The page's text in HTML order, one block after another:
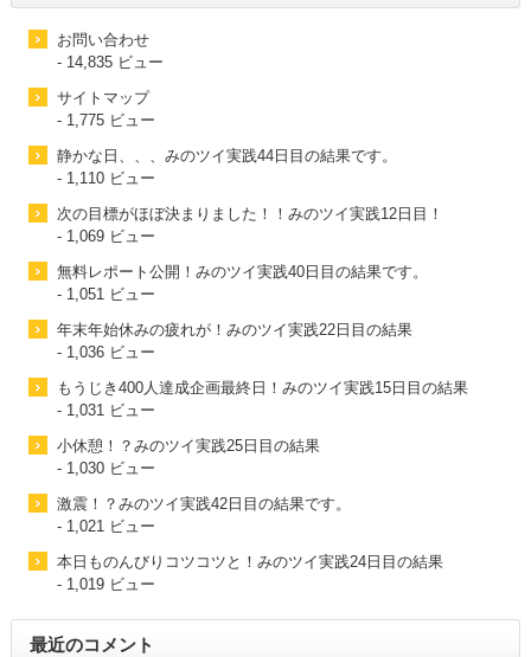
お問い合わせ
- 14,835 ビュー
サイトマップ
- 1,775 ビュー
静かな日、、、みのツイ実践44日目の結果です。
- 1,110 ビュー
次の目標がほぼ決まりました！！みのツイ実践12日目！
- 1,069 ビュー
無料レポート公開！みのツイ実践40日目の結果です。
- 1,051 ビュー
年末年始休みの疲れが！みのツイ実践22日目の結果
- 1,036 ビュー
もうじき400人達成企画最終日！みのツイ実践15日目の結果
- 1,031 ビュー
小休憩！？みのツイ実践25日目の結果
- 1,030 ビュー
激震！？みのツイ実践42日目の結果です。
- 1,021 ビュー
本日ものんびりコツコツと！みのツイ実践24日目の結果
- 1,019 ビュー
最近のコメント